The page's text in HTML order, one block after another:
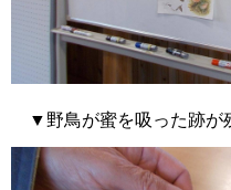
▼野鳥が蜜を吸った跡が